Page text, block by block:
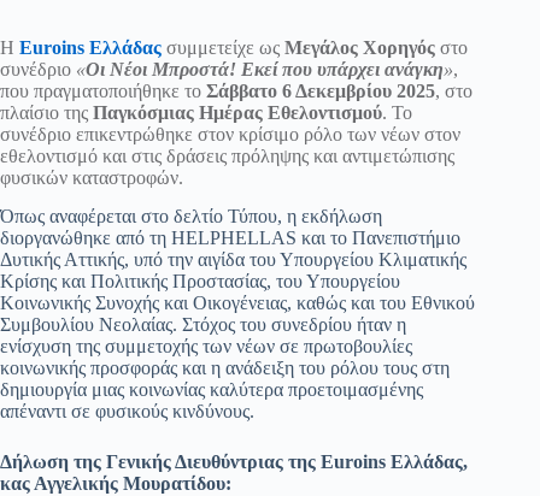
Η Euroins Ελλάδας συμμετείχε ως Μεγάλος Χορηγός στο
συνέδριο «Οι Νέοι Μπροστά! Εκεί που υπάρχει ανάγκη»,
που πραγματοποιήθηκε το Σάββατο 6 Δεκεμβρίου 2025, στο
πλαίσιο της Παγκόσμιας Ημέρας Εθελοντισμού. Το
συνέδριο επικεντρώθηκε στον κρίσιμο ρόλο των νέων στον
εθελοντισμό και στις δράσεις πρόληψης και αντιμετώπισης
φυσικών καταστροφών.
Όπως αναφέρεται στο δελτίο Τύπου, η εκδήλωση
διοργανώθηκε από τη HELPHELLAS και το Πανεπιστήμιο
Δυτικής Αττικής, υπό την αιγίδα του Υπουργείου Κλιματικής
Κρίσης και Πολιτικής Προστασίας, του Υπουργείου
Κοινωνικής Συνοχής και Οικογένειας, καθώς και του Εθνικού
Συμβουλίου Νεολαίας. Στόχος του συνεδρίου ήταν η
ενίσχυση της συμμετοχής των νέων σε πρωτοβουλίες
κοινωνικής προσφοράς και η ανάδειξη του ρόλου τους στη
δημιουργία μιας κοινωνίας καλύτερα προετοιμασμένης
απέναντι σε φυσικούς κινδύνους.
Δήλωση της Γενικής Διευθύντριας της Euroins Ελλάδας,
κας Αγγελικής Μουρατίδου: